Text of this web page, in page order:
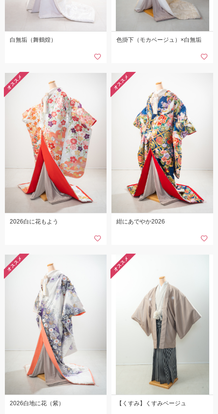
白無垢（舞鶴煌） 色掛下（モカベージュ）×白無垢
オススメ
2026白に花もよう
オススメ
紺にあでやか2026
オススメ
2026白地に花（紫）
オススメ
【くすみ】くすみベージュ